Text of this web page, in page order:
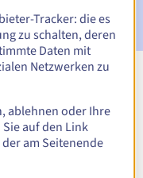
Tracker: die es
zu schalten, deren
Daten mit
Netzwerken zu
ablehnen oder Ihre
auf den Link
am Seitenende